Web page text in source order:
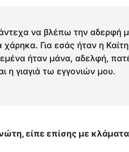
να βλέπω την αδερφή
Για εσάς ήταν η Καίτη
ήταν μάνα, αδελφή,
η γιαγιά τω εγγονιών μου.
είπε επίσης με